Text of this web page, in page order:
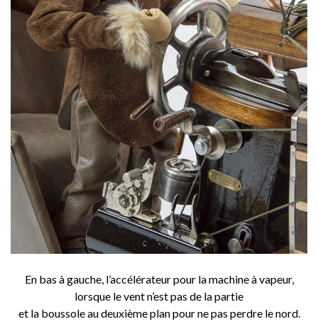
En bas à gauche, l’accélérateur pour la machine à vapeur,
lorsque le vent n’est pas de la partie
et la boussole au deuxième plan pour ne pas perdre le nord.